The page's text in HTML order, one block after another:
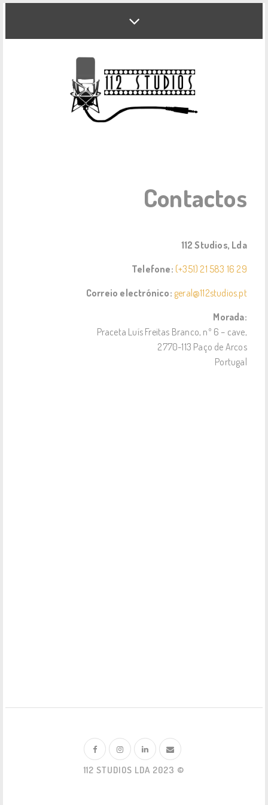
Contactos
112 Studios, Lda
Telefone: (+351) 21 583 16 29
Correio electrónico: geral@112studios.pt
Morada:
Praceta Luís Freitas Branco, nº 6 – cave,
2770-113 Paço de Arcos
Portugal
112 STUDIOS LDA 2023 ©